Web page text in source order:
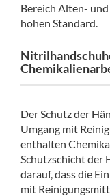
Bereich Alten-
hohen Standard.
Der Schutz der
Umgang mit
enthalten
Schutzschicht der
darauf, dass die
mit